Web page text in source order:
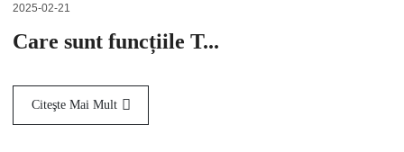
2025-02-21
Care sunt funcțiile T...
Citeşte Mai Mult